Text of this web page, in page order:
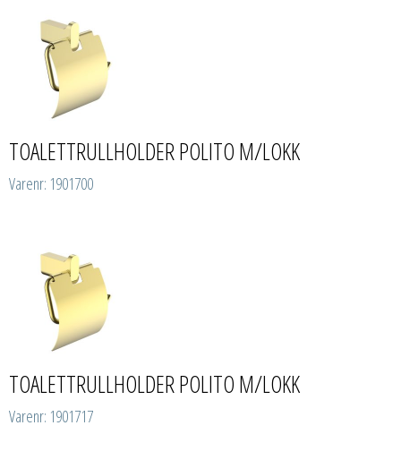
TOALETTRULLHOLDER POLITO M/LOKK
Varenr: 1901700
TOALETTRULLHOLDER POLITO M/LOKK
Varenr: 1901717